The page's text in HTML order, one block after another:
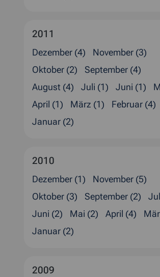
2011
Dezember (4)
November (3)
Oktober (2)
September (4)
August (4)
Juli (1) Juni (1)
April (1)
März (1)
Februar (4)
Januar (2)
2010
Dezember (1)
November (5)
Oktober (3)
September (2)
Juni (2)
Mai (2) April (4)
Januar (2)
2009